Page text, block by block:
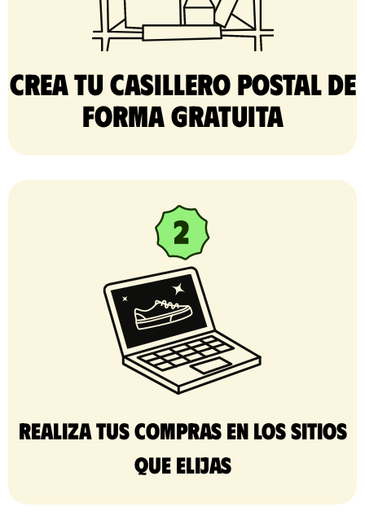
Crea tu casillero postal de
forma gratuita​
Realiza tus compras en los sitios
que elijas